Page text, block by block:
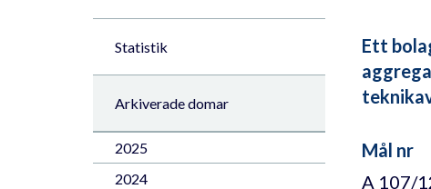
Statistik
Arkiverade domar
2025
2024
Ett
Mål nr
A 107/